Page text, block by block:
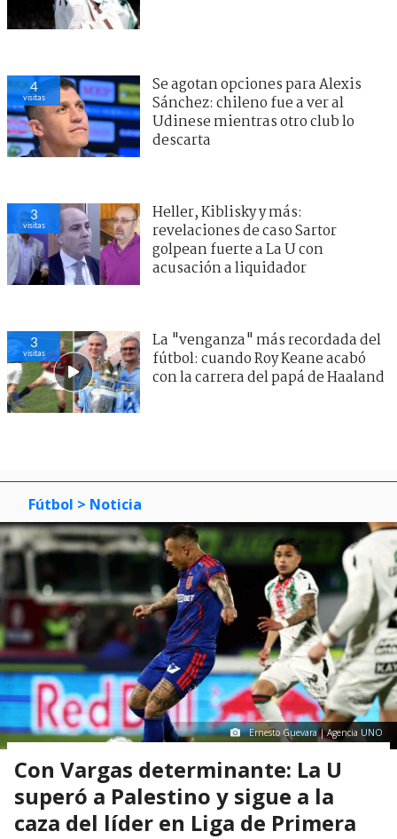
4
visitas
Se agotan opciones para Alexis
Sánchez: chileno fue a ver al
Udinese mientras otro club lo
descarta
3
visitas
Heller, Kiblisky y más:
revelaciones de caso Sartor
golpean fuerte a La U con
acusación a liquidador
3
visitas
La "venganza" más recordada del
fútbol: cuando Roy Keane acabó
con la carrera del papá de Haaland
Fútbol > Noticia
Ernesto Guevara | Agencia UNO
Con Vargas determinante: La U
superó a Palestino y sigue a la
caza del líder en Liga de Primera